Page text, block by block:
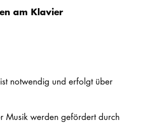
am Klavier
notwendig und erfolgt über
Musik werden gefördert durch